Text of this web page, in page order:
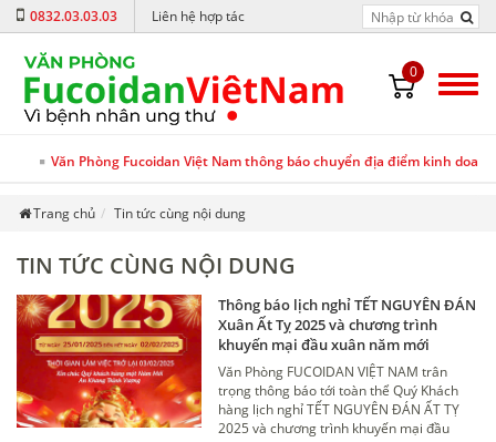
0832.03.03.03 Liên hệ hợp tác
0
Văn Phòng Fucoidan Việt Nam thông báo chuyển địa điểm kinh
Trang chủ Tin tức cùng nội dung
TIN TỨC CÙNG NỘI DUNG
Thông báo lịch nghỉ TẾT NGUYÊN ĐÁN
Xuân Ất Tỵ 2025 và chương trình
khuyến mại đầu xuân năm mới
Văn Phòng FUCOIDAN VIỆT NAM trân
trọng thông báo tới toàn thể Quý Khách
hàng lịch nghỉ TẾT NGUYÊN ĐÁN ẤT TỴ
2025 và chương trình khuyến mại đầu